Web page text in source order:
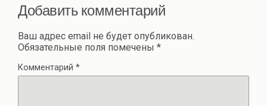
Добавить комментарий
Ваш адрес email не будет опубликован.
Обязательные поля помечены *
Комментарий *